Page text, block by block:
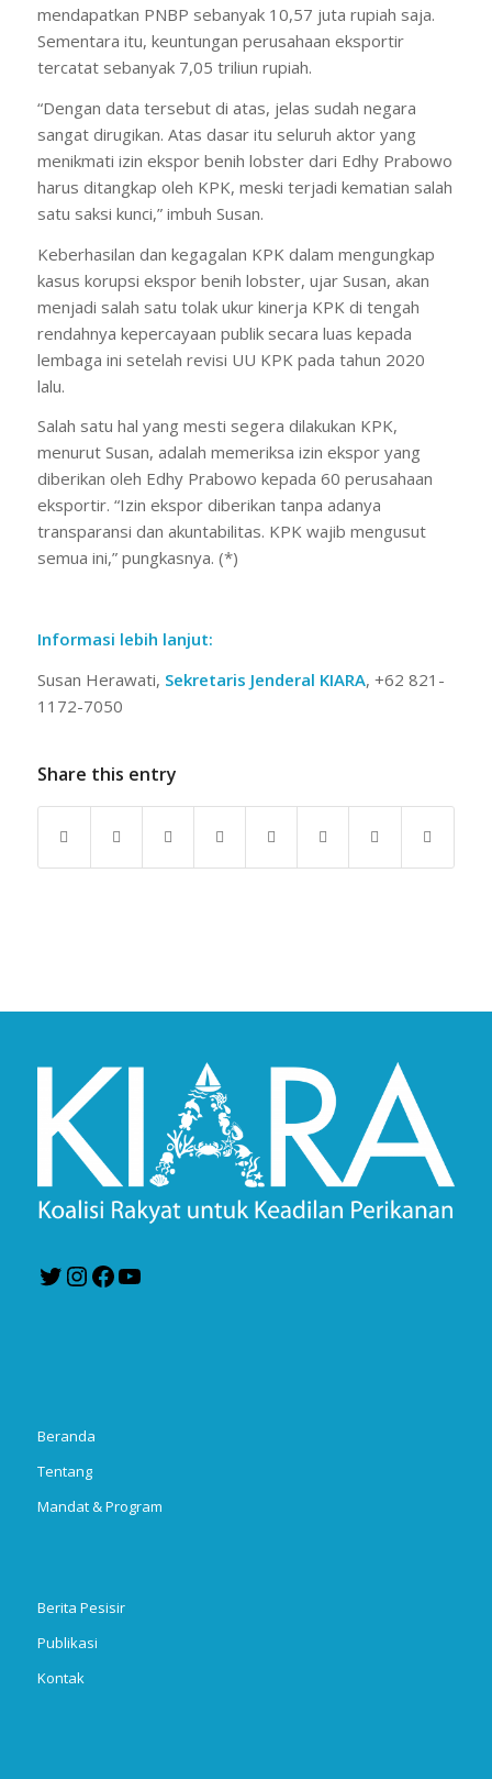
mendapatkan PNBP sebanyak 10,57 juta rupiah saja.
Sementara itu, keuntungan perusahaan eksportir
tercatat sebanyak 7,05 triliun rupiah.
“Dengan data tersebut di atas, jelas sudah negara
sangat dirugikan. Atas dasar itu seluruh aktor yang
menikmati izin ekspor benih lobster dari Edhy Prabowo
harus ditangkap oleh KPK, meski terjadi kematian salah
satu saksi kunci,” imbuh Susan.
Keberhasilan dan kegagalan KPK dalam mengungkap
kasus korupsi ekspor benih lobster, ujar Susan, akan
menjadi salah satu tolak ukur kinerja KPK di tengah
rendahnya kepercayaan publik secara luas kepada
lembaga ini setelah revisi UU KPK pada tahun 2020
lalu.
Salah satu hal yang mesti segera dilakukan KPK,
menurut Susan, adalah memeriksa izin ekspor yang
diberikan oleh Edhy Prabowo kepada 60 perusahaan
eksportir. “Izin ekspor diberikan tanpa adanya
transparansi dan akuntabilitas. KPK wajib mengusut
semua ini,” pungkasnya. (*)
Informasi lebih lanjut:
Susan Herawati, Sekretaris Jenderal KIARA, +62 821-
1172-7050
Share this entry
TwitterInstagram
Facebook
Beranda
Tentang
Mandat & Program
Berita Pesisir
Publikasi
Kontak